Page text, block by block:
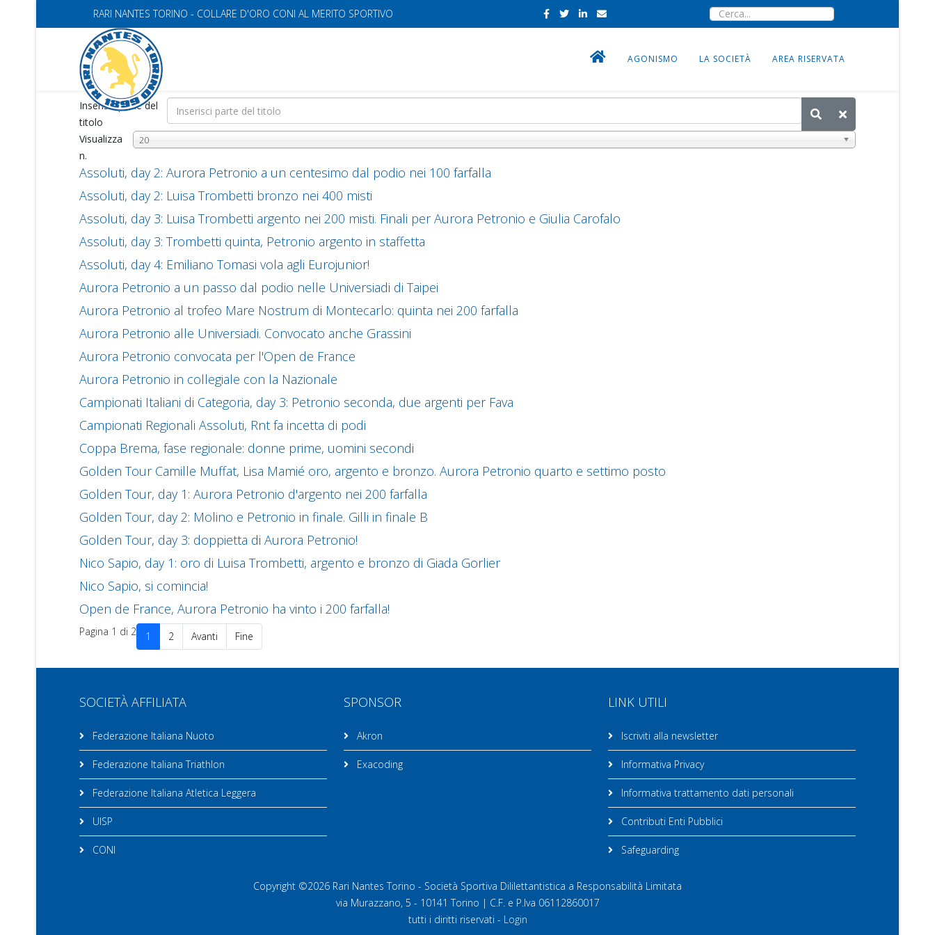
RARI NANTES TORINO - COLLARE D'ORO CONI AL MERITO SPORTIVO
AGONISMO LA SOCIETÀ AREA RISERVATA
Inserisci parte del
titolo
Visualizza
n.
20
Assoluti, day 2: Aurora Petronio a un centesimo dal podio nei 100 farfalla
Assoluti, day 2: Luisa Trombetti bronzo nei 400 misti
Assoluti, day 3: Luisa Trombetti argento nei 200 misti. Finali per Aurora Petronio e Giulia Carofalo
Assoluti, day 3: Trombetti quinta, Petronio argento in staffetta
Assoluti, day 4: Emiliano Tomasi vola agli Eurojunior!
Aurora Petronio a un passo dal podio nelle Universiadi di Taipei
Aurora Petronio al trofeo Mare Nostrum di Montecarlo: quinta nei 200 farfalla
Aurora Petronio alle Universiadi. Convocato anche Grassini
Aurora Petronio convocata per l'Open de France
Aurora Petronio in collegiale con la Nazionale
Campionati Italiani di Categoria, day 3: Petronio seconda, due argenti per Fava
Campionati Regionali Assoluti, Rnt fa incetta di podi
Coppa Brema, fase regionale: donne prime, uomini secondi
Golden Tour Camille Muffat, Lisa Mamié oro, argento e bronzo. Aurora Petronio quarto e settimo posto
Golden Tour, day 1: Aurora Petronio d'argento nei 200 farfalla
Golden Tour, day 2: Molino e Petronio in finale. Gilli in finale B
Golden Tour, day 3: doppietta di Aurora Petronio!
Nico Sapio, day 1: oro di Luisa Trombetti, argento e bronzo di Giada Gorlier
Nico Sapio, si comincia!
Open de France, Aurora Petronio ha vinto i 200 farfalla!
Pagina 1 di 2 1 2 Avanti Fine
SOCIETÀ AFFILIATA
Federazione Italiana Nuoto
Federazione Italiana Triathlon
Federazione Italiana Atletica Leggera
UISP
CONI
SPONSOR
Akron
Exacoding
LINK UTILI
Iscriviti alla newsletter
Informativa Privacy
Informativa trattamento dati personali
Contributi Enti Pubblici
Safeguarding
Copyright ©2026 Rari Nantes Torino - Società Sportiva Dililettantistica a Responsabilità Limitata
via Murazzano, 5 - 10141 Torino | C.F. e P.Iva 06112860017
tutti i diritti riservati - Login